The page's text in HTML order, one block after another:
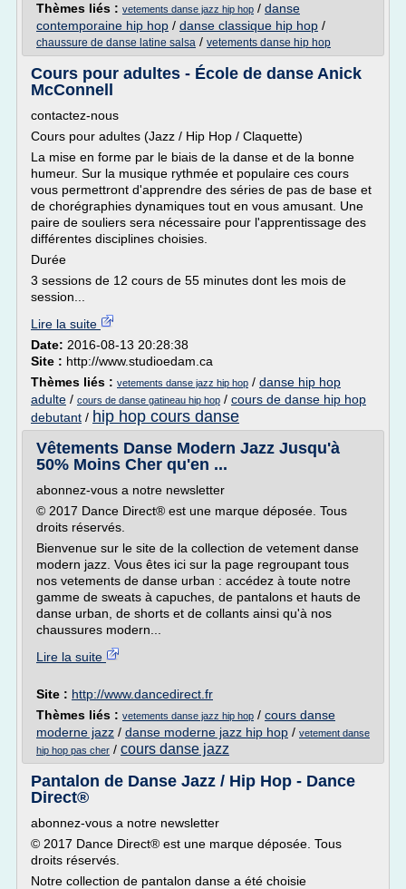
Thèmes liés : vetements danse jazz hip hop / danse
contemporaine hip hop / danse classique hip hop /
chaussure de danse latine salsa / vetements danse hip hop
Cours pour adultes - École de danse Anick
McConnell
contactez-nous
Cours pour adultes (Jazz / Hip Hop / Claquette)
La mise en forme par le biais de la danse et de la bonne
humeur. Sur la musique rythmée et populaire ces cours
vous permettront d'apprendre des séries de pas de base et
de chorégraphies dynamiques tout en vous amusant. Une
paire de souliers sera nécessaire pour l'apprentissage des
différentes disciplines choisies.
Durée
3 sessions de 12 cours de 55 minutes dont les mois de
session...
Lire la suite
Date: 2016-08-13 20:28:38
Site : http://www.studioedam.ca
Thèmes liés : vetements danse jazz hip hop / danse hip hop
adulte / cours de danse gatineau hip hop / cours de danse hip hop
debutant / hip hop cours danse
Vêtements Danse Modern Jazz Jusqu'à
50% Moins Cher qu'en ...
abonnez-vous a notre newsletter
© 2017 Dance Direct® est une marque déposée. Tous
droits réservés.
Bienvenue sur le site de la collection de vetement danse
modern jazz. Vous êtes ici sur la page regroupant tous
nos vetements de danse urban : accédez à toute notre
gamme de sweats à capuches, de pantalons et hauts de
danse urban, de shorts et de collants ainsi qu'à nos
chaussures modern...
Lire la suite
Site : http://www.dancedirect.fr
Thèmes liés : vetements danse jazz hip hop / cours danse
moderne jazz / danse moderne jazz hip hop / vetement danse
hip hop pas cher / cours danse jazz
Pantalon de Danse Jazz / Hip Hop - Dance
Direct®
abonnez-vous a notre newsletter
© 2017 Dance Direct® est une marque déposée. Tous
droits réservés.
Notre collection de pantalon danse a été choisie